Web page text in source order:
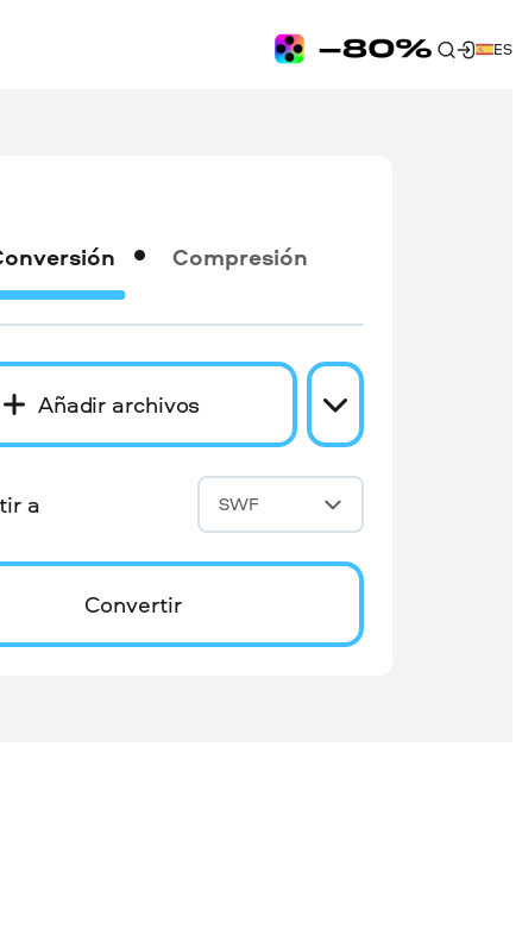
ES
Compresión
Añadir archivos
a SWF
Convertir